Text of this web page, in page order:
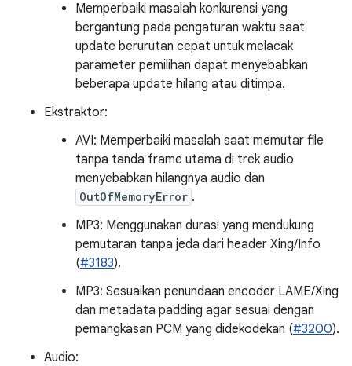
Memperbaiki masalah konkurensi yang
bergantung pada pengaturan waktu saat
update berurutan cepat untuk melacak
parameter pemilihan dapat menyebabkan
beberapa update hilang atau ditimpa.
Ekstraktor:
AVI: Memperbaiki masalah saat memutar file
tanpa tanda frame utama di trek audio
menyebabkan hilangnya audio dan
OutOfMemoryError .
MP3: Menggunakan durasi yang mendukung
pemutaran tanpa jeda dari header Xing/Info
(#3183).
MP3: Sesuaikan penundaan encoder LAME/Xing
dan metadata padding agar sesuai dengan
pemangkasan PCM yang didekodekan (#3200).
Audio: